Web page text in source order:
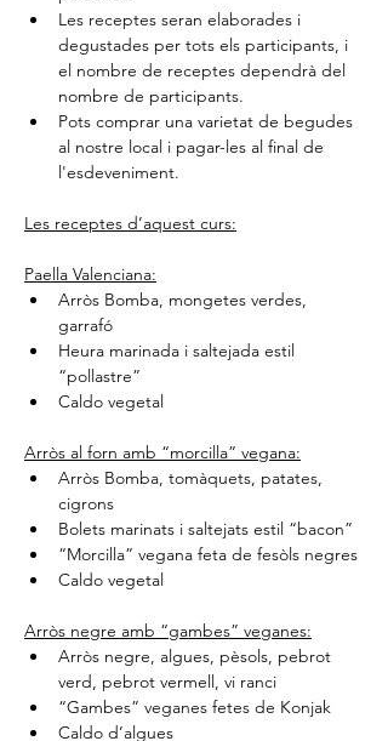
Les receptes seran elaborades i
degustades per tots els participants, i
el nombre de receptes dependrà del
nombre de participants.
Pots comprar una varietat de begudes
al nostre local i pagar-les al final de
l'esdeveniment.
Les receptes d’aquest curs:
Paella Valenciana:
Arròs Bomba, mongetes verdes,
garrafó
Heura marinada i saltejada estil
“pollastre”
Caldo vegetal
Arròs al forn amb “morcilla” vegana:
Arròs Bomba, tomàquets, patates,
cigrons
Bolets marinats i saltejats estil “bacon”
“Morcilla” vegana feta de fesòls negres
Caldo vegetal
Arròs negre amb “gambes” veganes:
Arròs negre, algues, pèsols, pebrot
verd, pebrot vermell, vi ranci
“Gambes” veganes fetes de Konjak
Caldo d’algues